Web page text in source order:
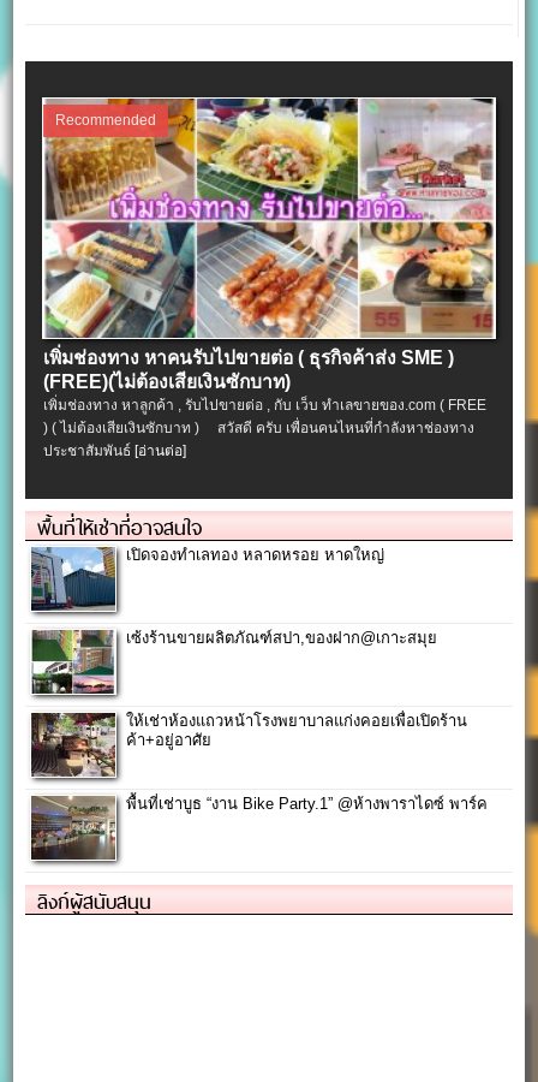
Recommended
เพิ่มช่องทาง หาคนรับไปขายต่อ ( ธุรกิจค้าส่ง SME )
(FREE)(ไม่ต้องเสียเงินซักบาท)
เพิ่มช่องทาง หาลูกค้า , รับไปขายต่อ , กับ เว็บ ทำเลขายของ.com ( FREE
) ( ไม่ต้องเสียเงินซักบาท ) สวัสดี ครับ เพื่อนคนไหนที่กำลังหาช่องทาง
ประชาสัมพันธ์[อ่านต่อ]
พื้นที่ให้เช่าที่อาจสนใจ
เปิดจองทำเลทอง หลาดหรอย หาดใหญ่
เซ้งร้านขายผลิตภัณฑ์สปา,ของฝาก@เกาะสมุย
ให้เช่าห้องแถวหน้าโรงพยาบาลแก่งคอยเพื่อเปิดร้าน
ค้า+อยู่อาศัย
พื้นที่เช่าบูธ “งาน Bike Party.1” @ห้างพาราไดซ์ พาร์ค
ลิงก์ผู้สนับสนุน